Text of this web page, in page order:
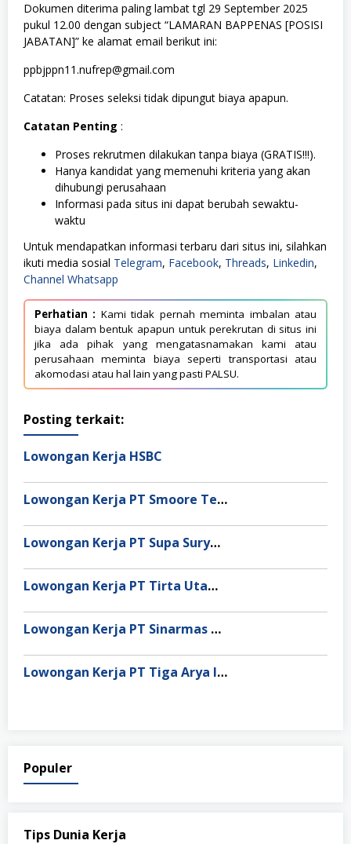
Dokumen diterima paling lambat tgl 29 September 2025
pukul 12.00 dengan subject “LAMARAN BAPPENAS [POSISI
JABATAN]” ke alamat email berikut ini:
ppbjppn11.nufrep@gmail.com
Catatan: Proses seleksi tidak dipungut biaya apapun.
Catatan Penting :
Proses rekrutmen dilakukan tanpa biaya (GRATIS!!!).
Hanya kandidat yang memenuhi kriteria yang akan
dihubungi perusahaan
Informasi pada situs ini dapat berubah sewaktu-
waktu
Untuk mendapatkan informasi terbaru dari situs ini, silahkan
ikuti media sosial Telegram, Facebook, Threads, Linkedin,
Channel Whatsapp
Perhatian : Kami tidak pernah meminta imbalan atau
biaya dalam bentuk apapun untuk perekrutan di situs ini
jika ada pihak yang mengatasnamakan kami atau
perusahaan meminta biaya seperti transportasi atau
akomodasi atau hal lain yang pasti PALSU.
Posting terkait:
Lowongan Kerja HSBC
Lowongan Kerja PT Smoore Technology Indonesia
Lowongan Kerja PT Supa Surya Niaga
Lowongan Kerja PT Tirta Utama Abadi
Lowongan Kerja PT Sinarmas Distribusi Nusantara
Lowongan Kerja PT Tiga Arya Inggil
Populer
Tips Dunia Kerja